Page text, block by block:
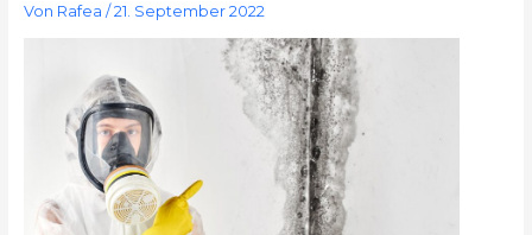
Von Rafea /21. September 2022